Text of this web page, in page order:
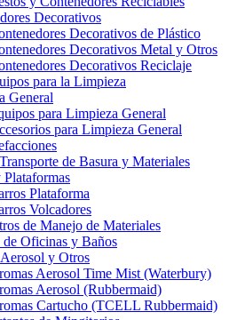
Decorativos
Decorativos de Plástico
Decorativos Metal y Otros
Decorativos Reciclaje
para la Limpieza
General
para Limpieza General
para Limpieza General
de Basura y Materiales
Plataformas
Plataforma
Volcadores
de Manejo de Materiales
Oficinas y Baños
y Otros
Aerosol Time Mist (Waterbury)
Aerosol (Rubbermaid)
Cartucho (TCELL Rubbermaid)